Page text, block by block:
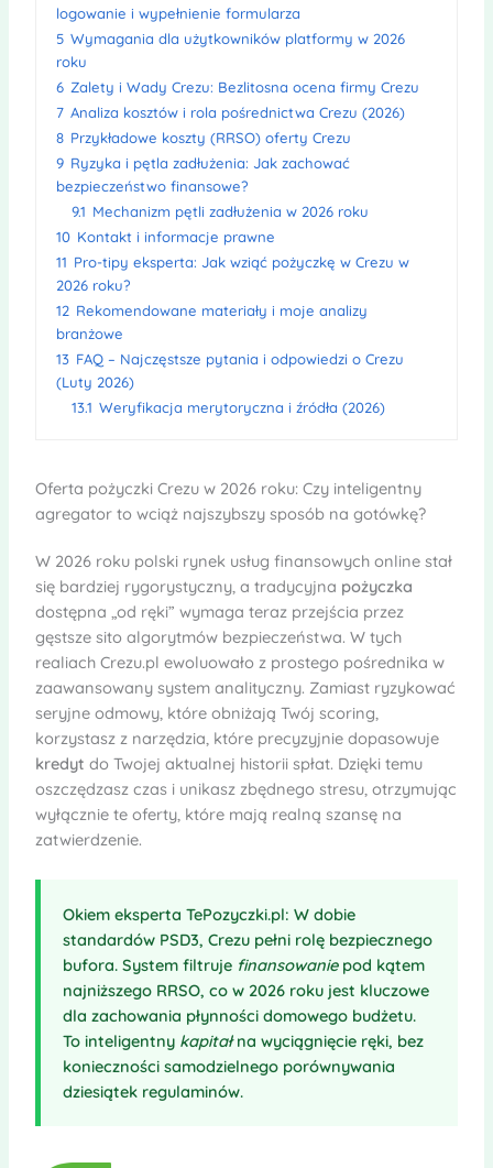
logowanie i wypełnienie formularza
5 Wymagania dla użytkowników platformy w 2026
roku
6 Zalety i Wady Crezu: Bezlitosna ocena firmy Crezu
7 Analiza kosztów i rola pośrednictwa Crezu (2026)
8 Przykładowe koszty (RRSO) oferty Crezu
9 Ryzyka i pętla zadłużenia: Jak zachować
bezpieczeństwo finansowe?
9.1 Mechanizm pętli zadłużenia w 2026 roku
10 Kontakt i informacje prawne
11 Pro-tipy eksperta: Jak wziąć pożyczkę w Crezu w
2026 roku?
12 Rekomendowane materiały i moje analizy
branżowe
13 FAQ – Najczęstsze pytania i odpowiedzi o Crezu
(Luty 2026)
13.1 Weryfikacja merytoryczna i źródła (2026)
Oferta pożyczki Crezu w 2026 roku: Czy inteligentny
agregator to wciąż najszybszy sposób na gotówkę?
W 2026 roku polski rynek usług finansowych online stał
się bardziej rygorystyczny, a tradycyjna pożyczka
dostępna „od ręki” wymaga teraz przejścia przez
gęstsze sito algorytmów bezpieczeństwa. W tych
realiach Crezu.pl ewoluowało z prostego pośrednika w
zaawansowany system analityczny. Zamiast ryzykować
seryjne odmowy, które obniżają Twój scoring,
korzystasz z narzędzia, które precyzyjnie dopasowuje
kredyt do Twojej aktualnej historii spłat. Dzięki temu
oszczędzasz czas i unikasz zbędnego stresu, otrzymując
wyłącznie te oferty, które mają realną szansę na
zatwierdzenie.
Okiem eksperta TePozyczki.pl: W dobie
standardów PSD3, Crezu pełni rolę bezpiecznego
bufora. System filtruje finansowaniepod kątem
najniższego RRSO, co w 2026 roku jest kluczowe
dla zachowania płynności domowego budżetu.
To inteligentny kapitałna wyciągnięcie ręki, bez
konieczności samodzielnego porównywania
dziesiątek regulaminów.